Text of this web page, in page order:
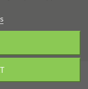
forbeholdes